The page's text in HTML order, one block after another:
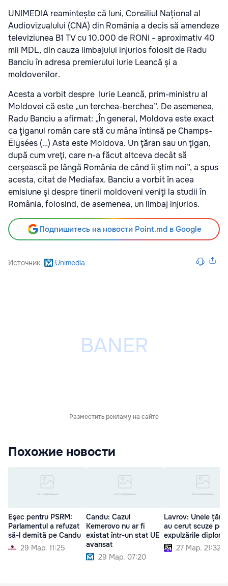
UNIMEDIA reamintește că luni, Consiliul Național al
Audiovizualului (CNA) din România a decis să amendeze
televiziunea B1 TV cu 10.000 de RONI - aproximativ 40
mii MDL, din cauza limbajului injurios folosit de Radu
Banciu în adresa premierului Iurie Leancă și a
moldovenilor.
Acesta a vorbit despre Iurie Leancă, prim-ministru al
Moldovei că este „un terchea-berchea”. De asemenea,
Radu Banciu a afirmat: „În general, Moldova este exact
ca ţiganul român care stă cu mâna întinsă pe Champs-
Élysées (…) Asta este Moldova. Un ţăran sau un ţigan,
după cum vreţi, care n-a făcut altceva decât să
cerşească pe lângă România de când îi ştim noi”, a spus
acesta, citat de Mediafax. Banciu a vorbit în acea
emisiune şi despre tinerii moldoveni veniţi la studii în
România, folosind, de asemenea, un limbaj injurios.
Подпишитесь на новости Point.md в Google
Источник Unimedia
Разместить рекламу на сайте
Похожие новости
Eşec pentru PSRM:
Parlamentul a refuzat
să-l demită pe Candu
29 Мар. 11:25
Candu: Cazul
Kemerovo nu ar fi
existat într-un stat UE
avansat
29 Мар. 07:20
Lavrov: Unele țări
au cerut scuze
expulzările
27 Мар. 21:32